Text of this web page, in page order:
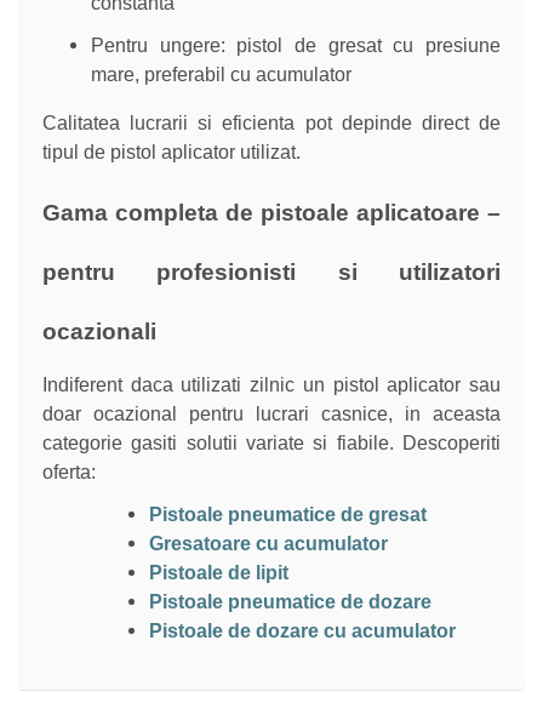
Pentru ungere: pistol de gresat cu presiune
mare, preferabil cu acumulator
Calitatea lucrarii si eficienta pot depinde direct de
tipul de pistol aplicator utilizat.
Gama completa de pistoale aplicatoare –
pentru profesionisti si utilizatori
ocazionali
Indiferent daca utilizati zilnic un pistol aplicator sau
doar ocazional pentru lucrari casnice, in aceasta
categorie gasiti solutii variate si fiabile. Descoperiti
oferta:
Pistoale pneumatice de gresat
Gresatoare cu acumulator
Pistoale de lipit
Pistoale pneumatice de dozare
Pistoale de dozare cu acumulator